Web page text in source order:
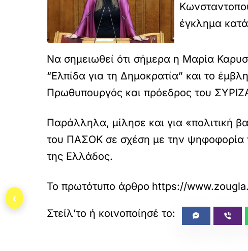
έγκλημα
Να σημειωθεί ότι σήμερα η Μαρία
“Ελπίδα για τη Δημοκρατία” και το
Πρωθυπουργός και πρόεδρος του
Παράλληλα, μίλησε και για «πολιτική
του ΠΑΣΟΚ σε σχέση με την ψηφοφορία
της Ελλάδος.
Το πρωτότυπο άρθρο https://
‹